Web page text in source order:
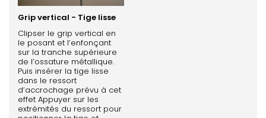
Grip vertical - Tige lisse
Clipser le grip vertical en
le posant et l’enfonçant
sur la tranche supérieure
de l’ossature métallique.
Puis insérer la tige lisse
dans le ressort
d’accrochage prévu à cet
effet Appuyer sur les
extrémités du ressort pour